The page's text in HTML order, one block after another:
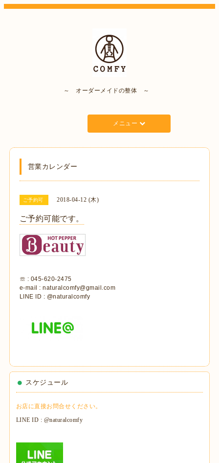
～ オーダーメイドの整体 ～
メニュー
営業カレンダー
ご予約可 2018-04-12 (木)
ご予約可能です。
☏ : 045-620-2475
e-mail : naturalcomfy@gmail.com
LINE ID : @naturalcomfy
スケジュール
お店に直接お問合せください。
LINE ID : @naturalcomfy